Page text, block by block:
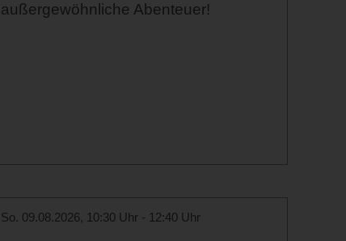
außergewöhnliche Abenteuer!
So. 09.08.2026, 10:30 Uhr - 12:40 Uhr